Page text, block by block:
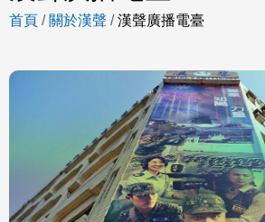
首頁 / 關於漢聲 /漢聲廣播電臺